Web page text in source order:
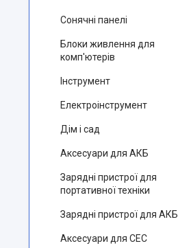
Сонячні панелі
Блоки живлення для
комп'ютерів
Інструмент
Електроінструмент
Дім і сад
Аксесуари для АКБ
Зарядні пристрої для
портативної техніки
Зарядні пристрої для АКБ
Аксесуари для СЕС